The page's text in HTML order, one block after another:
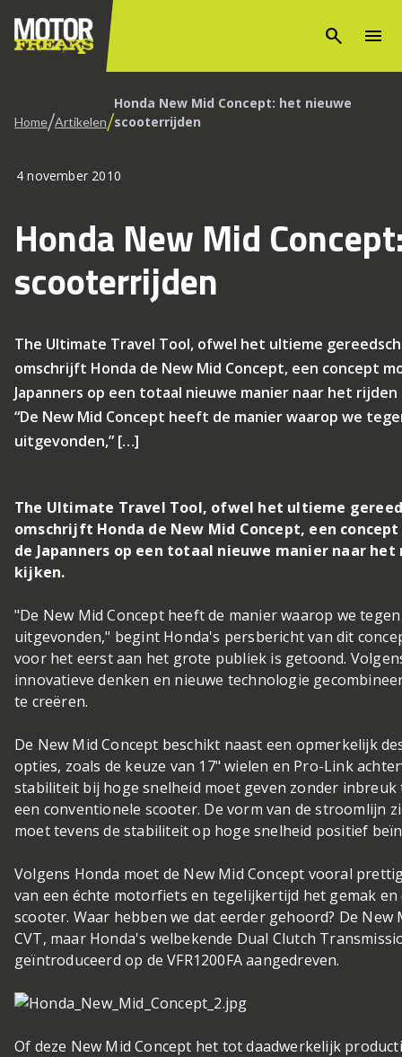
search menu
Home/Artikelen/Honda New Mid Concept: het nieuwe
scooterrijden
4 november 2010
Honda New Mid
scooterrijden
The Ultimate Travel Tool, ofwel het ultieme
omschrijft Honda de New Mid Concept, een concept
Japanners op een totaal nieuwe manier naar het
“De New Mid Concept heeft de manier waarop we
uitgevonden,” […]
The Ultimate Travel Tool, ofwel het ultieme
omschrijft Honda de New Mid Concept, een
de Japanners op een totaal nieuwe manier naar
kijken.
"De New Mid Concept heeft de manier waarop we
uitgevonden," begint Honda's persbericht van dit
voor het eerst aan het grote publiek is getoond.
innovatieve denken en nieuwe technologie
te creëren.
De New Mid Concept beschikt naast een opmerkelijk
opties, zoals de keuze van 17" wielen en Pro-Link
stabiliteit bij hoge snelheid moet geven zonder inbreuk
een conventionele scooter. De vorm van de stroomlijn
moet tevens de stabiliteit op hoge snelheid positief
Volgens Honda moet de New Mid Concept vooral
van een échte motorfiets en tegelijkertijd het gemak en
scooter. Waar hebben we dat eerder gehoord? De
CVT, maar Honda's welbekende Dual Clutch
geïntroduceerd op de VFR1200FA aangedreven.
Of deze New Mid Concept het tot daadwerkelijk